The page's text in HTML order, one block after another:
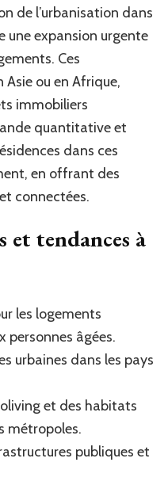
de l’urbanisation dans
une expansion urgente
Ces
ou en Afrique,
immobiliers
quantitative et
dans ces
en offrant des
connectées.
et tendances à
les logements
personnes âgées.
urbaines dans les pays
et des habitats
métropoles.
publiques et